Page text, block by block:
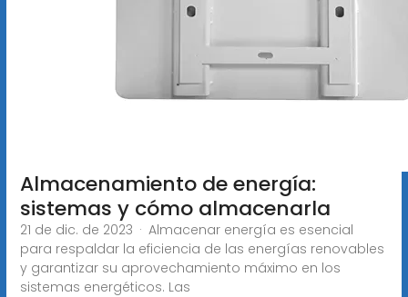
Almacenamiento de energía:
sistemas y cómo almacenarla
21 de dic. de 2023 · Almacenar energía es esencial
para respaldar la eficiencia de las energías renovables
y garantizar su aprovechamiento máximo en los
sistemas energéticos. Las